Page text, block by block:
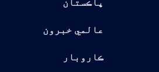
پاڪستان
عالمي خبرون
ڪاروبار